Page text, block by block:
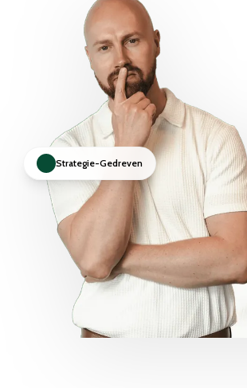
Strategie-Gedreven